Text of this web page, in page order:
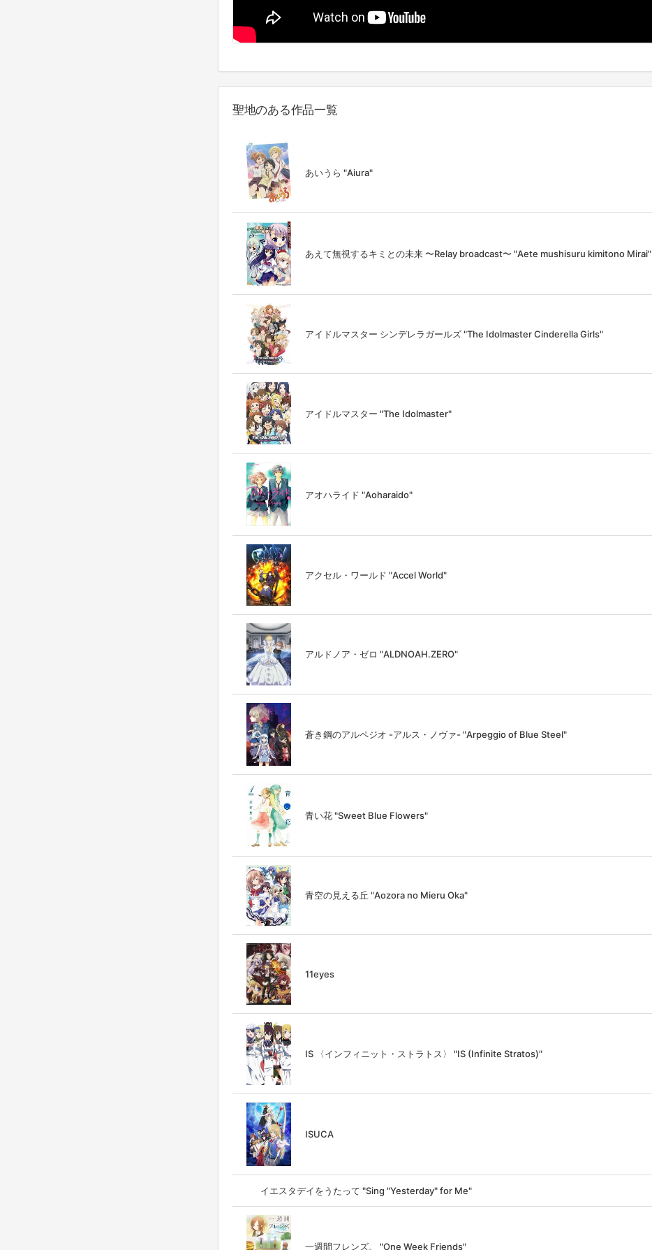
聖地のある作品一覧
あいうら "Aiura"
あえて無視するキミとの未来 〜Relay broadcast〜 "Aete mushisuru kimitono Mirai"
アイドルマスター シンデレラガールズ "The Idolmaster Cinderella Girls"
アイドルマスター "The Idolmaster"
アオハライド "Aoharaido"
アクセル・ワールド "Accel World"
アルドノア・ゼロ "ALDNOAH.ZERO"
蒼き鋼のアルペジオ -アルス・ノヴァ- "Arpeggio of Blue Steel"
青い花 "Sweet Blue Flowers"
青空の見える丘 "Aozora no Mieru Oka"
11eyes
IS 〈インフィニット・ストラトス〉 "IS (Infinite Stratos)"
ISUCA
イエスタデイをうたって "Sing "Yesterday" for Me"
一週間フレンズ。 "One Week Friends"